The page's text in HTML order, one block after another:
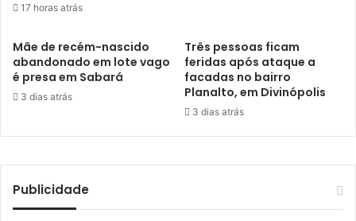
17 horas atrás
Mãe de recém-nascido
abandonado em lote vago
é presa em Sabará
3 dias atrás
Três pessoas ficam
feridas após ataque a
facadas no bairro
Planalto, em Divinópolis
3 dias atrás
Publicidade